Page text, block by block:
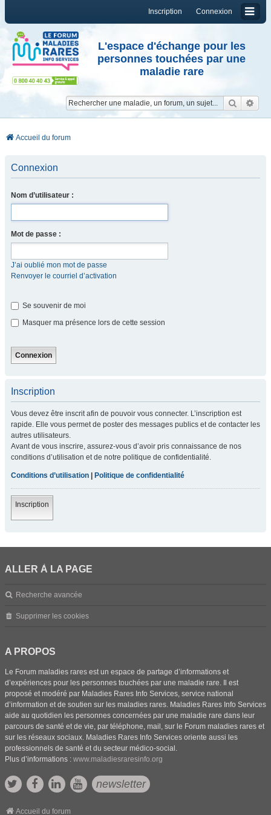
Connexion
Inscription
L'espace d'échange pour les
personnes touchées par une
maladie rare
Accueil du forum
Connexion
Nom d’utilisateur :
Mot de passe :
J’ai oublié mon mot de passe
Renvoyer le courriel d’activation
Se souvenir de moi
Masquer ma présence lors de cette session
Inscription
Vous devez être inscrit afin de pouvoir vous connecter. L’inscription est
rapide. Elle vous permet de poster des messages publics et de contacter les
autres utilisateurs.
Avant de vous inscrire, assurez-vous d’avoir pris connaissance de nos
conditions d’utilisation et de notre politique de confidentialité.
Conditions d’utilisation Politique de confidentialité
Inscription
ALLER À LA PAGE
Recherche avancée
Supprimer les cookies
A PROPOS
Le Forum maladies rares est un espace de partage d’informations et
d’expériences pour les personnes touchées par une maladie rare. Il est
proposé et modéré par Maladies Rares Info Services, service national
d’information et de soutien sur les maladies rares. Maladies Rares Info Services
aide au quotidien les personnes concernées par une maladie rare dans leur
parcours de santé et de vie, par téléphone, mail, sur le Forum maladies rares et
sur les réseaux sociaux. Maladies Rares Info Services oriente aussi les
professionnels de santé et du secteur médico-social.
Plus d’informations : www.maladiesraresinfo.org
newsletter
Accueil du forum